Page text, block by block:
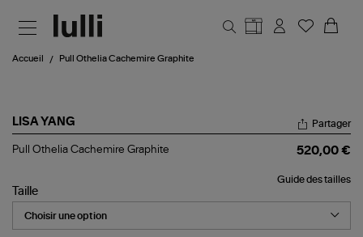
Accueil Pull Othelia Cachemire Graphite
LISA YANG
Pull
Graphite
Partager
Pull Othelia Cachemire Graphite 520,00 €
Guide des tailles
Taille